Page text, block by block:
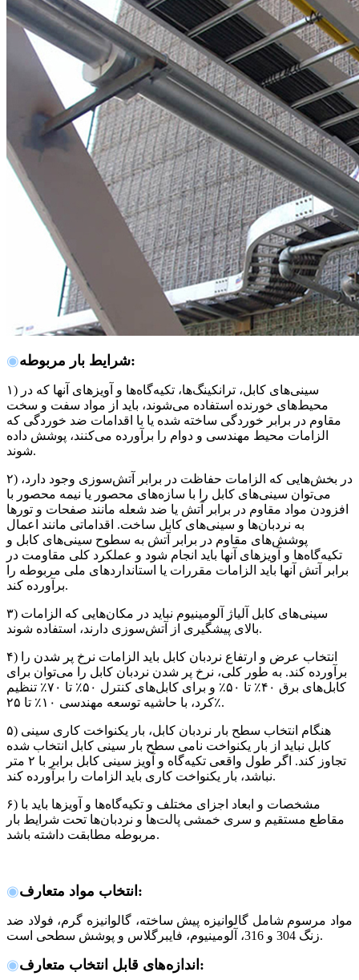
◉شرایط بار مربوطه:
۱) سینی‌های کابل، ترانکینگ‌ها، تکیه‌گاه‌ها و آویزهای آنها که در
محیط‌های خورنده استفاده می‌شوند، باید از مواد سفت و سخت
مقاوم در برابر خوردگی ساخته شده یا با اقدامات ضد خوردگی که
الزامات محیط مهندسی و دوام را برآورده می‌کنند، پوشش داده
شوند.
۲) در بخش‌هایی که الزامات حفاظت در برابر آتش‌سوزی وجود دارد،
می‌توان سینی‌های کابل را با سازه‌های محصور یا نیمه محصور با
افزودن مواد مقاوم در برابر آتش یا ضد شعله مانند صفحات و تورها
به نردبان‌ها و سینی‌های کابل ساخت. اقداماتی مانند اعمال
پوشش‌های مقاوم در برابر آتش به سطوح سینی‌های کابل و
تکیه‌گاه‌ها و آویزهای آنها باید انجام شود و عملکرد کلی مقاومت در
برابر آتش آنها باید الزامات مقررات یا استانداردهای ملی مربوطه را
برآورده کند.
۳) سینی‌های کابل آلیاژ آلومینیوم نباید در مکان‌هایی که الزامات
بالای پیشگیری از آتش‌سوزی دارند، استفاده شوند.
۴) انتخاب عرض و ارتفاع نردبان کابل باید الزامات نرخ پر شدن را
برآورده کند. به طور کلی، نرخ پر شدن نردبان کابل را می‌توان برای
کابل‌های برق ۴۰٪ تا ۵۰٪ و برای کابل‌های کنترل ۵۰٪ تا ۷۰٪ تنظیم
کرد، با حاشیه توسعه مهندسی ۱۰٪ تا ۲۵٪.
۵) هنگام انتخاب سطح بار نردبان کابل، بار یکنواخت کاری سینی
کابل نباید از بار یکنواخت نامی سطح بار سینی کابل انتخاب شده
تجاوز کند. اگر طول واقعی تکیه‌گاه و آویز سینی کابل برابر با ۲ متر
نباشد، بار یکنواخت کاری باید الزامات را برآورده کند.
۶) مشخصات و ابعاد اجزای مختلف و تکیه‌گاه‌ها و آویزها باید با
مقاطع مستقیم و سری خمشی پالت‌ها و نردبان‌ها تحت شرایط بار
مربوطه مطابقت داشته باشد.
◉انتخاب مواد متعارف :
مواد مرسوم شامل گالوانیزه پیش ساخته، گالوانیزه گرم، فولاد ضد
زنگ 304 و 316، آلومینیوم، فایبرگلاس و پوشش سطحی است.
◉اندازه‌های قابل انتخاب متعارف :